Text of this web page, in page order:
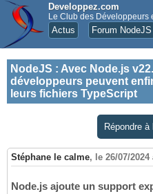
Developpez.com
Le Club des Développeurs
Actus Forum NodeJS
NodeJS : Avec Node.js
développeurs peuvent
leurs fichiers TypeScript
Répondre
Stéphane le calme, le 26/07/2024
Node.js ajoute un support